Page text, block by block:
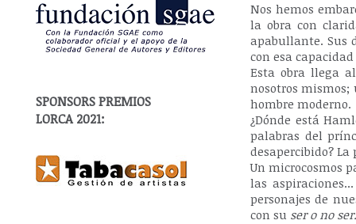
SPONSORS PREMIOS
LORCA 2021:
Nos hemos
la obra con
apabullante. Sus
con esa
Esta obra llega
nosotros
hombre moderno.
¿Dónde está
palabras del
desapercibido?
Un microcosmos
las
personajes de
con su ser o no ser.